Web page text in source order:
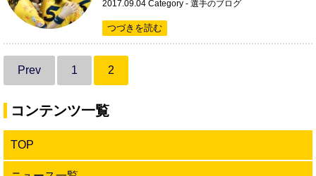
2017.09.04 Category - 選手のブログ
つづきを読む
Prev 1 2
コンテンツ一覧
TOP